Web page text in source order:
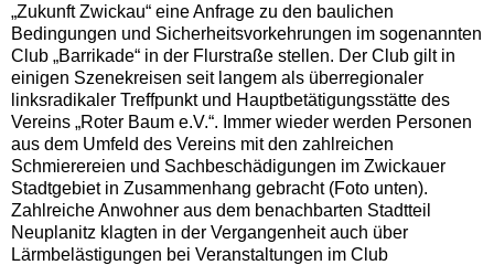
„Zukunft Zwickau“ eine Anfrage zu den baulichen
Bedingungen und Sicherheitsvorkehrungen im sogenannten
Club „Barrikade“ in der Flurstraße stellen. Der Club gilt in
einigen Szenekreisen seit langem als überregionaler
linksradikaler Treffpunkt und Hauptbetätigungsstätte des
Vereins „Roter Baum e.V.“. Immer wieder werden Personen
aus dem Umfeld des Vereins mit den zahlreichen
Schmierereien und Sachbeschädigungen im Zwickauer
Stadtgebiet in Zusammenhang gebracht (Foto unten).
Zahlreiche Anwohner aus dem benachbarten Stadtteil
Neuplanitz klagten in der Vergangenheit auch über
Lärmbelästigungen bei Veranstaltungen im Club